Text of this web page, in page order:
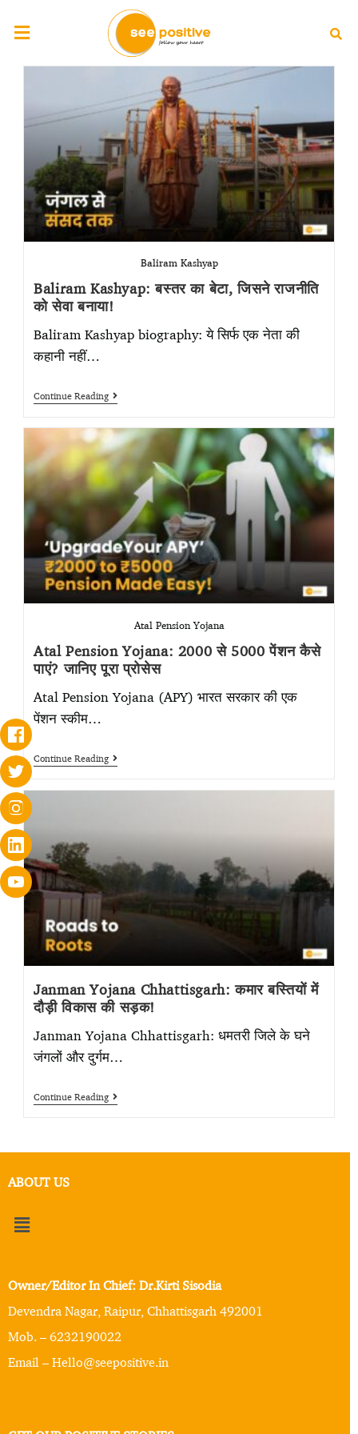
Baliram Kashyap
Baliram Kashyap: बस्तर का बेटा, जिसने राजनीति
को सेवा बनाया!
Baliram Kashyap biography: ये सिर्फ एक नेता की
कहानी नहीं…
Continue Reading
Atal Pension Yojana
Atal Pension Yojana: 2000 से 5000 पेंशन कैसे
पाएं? जानिए पूरा प्रोसेस
Atal Pension Yojana (APY) भारत सरकार की एक
पेंशन स्कीम…
Continue Reading
Janman Yojana Chhattisgarh: कमार बस्तियों में
दौड़ी विकास की सड़क!
Janman Yojana Chhattisgarh: धमतरी जिले के घने
जंगलों और दुर्गम…
Continue Reading
ABOUT US
Owner/Editor In Chief: Dr.Kirti Sisodia
Devendra Nagar, Raipur, Chhattisgarh 492001
Mob. – 6232190022
Email – Hello@seepositive.in